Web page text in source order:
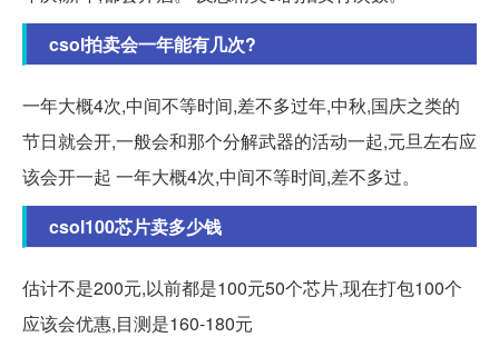
csol拍卖会一年能有几次?
一年大概4次,中间不等时间,差不多过年,中秋,国庆之类的
节日就会开,一般会和那个分解武器的活动一起,元旦左右应
该会开一起 一年大概4次,中间不等时间,差不多过。
csol100芯片卖多少钱
估计不是200元,以前都是100元50个芯片,现在打包100个
应该会优惠,目测是160-180元